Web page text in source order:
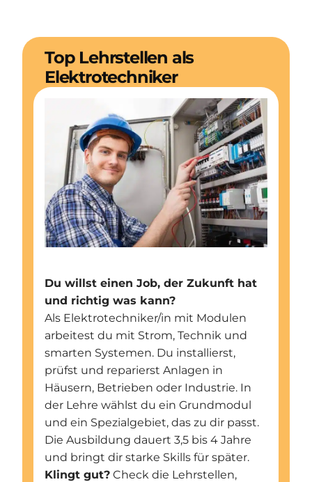
Top Lehrstellen als
Elektrotechniker
Du willst einen Job, der Zukunft hat
und richtig was kann?
Als Elektrotechniker/in mit Modulen
arbeitest du mit Strom, Technik und
smarten Systemen. Du installierst,
prüfst und reparierst Anlagen in
Häusern, Betrieben oder Industrie. In
der Lehre wählst du ein Grundmodul
und ein Spezialgebiet, das zu dir passt.
Die Ausbildung dauert 3,5 bis 4 Jahre
und bringt dir starke Skills für später.
Klingt gut? Check die Lehrstellen,